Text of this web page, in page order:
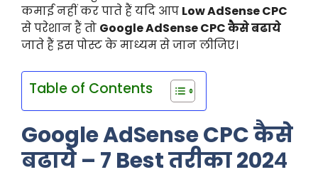
कमाई नहीं कर पाते हैं यदि आप Low AdSense CPC
से परेशान हैं तो Google AdSense CPC कैसे बढाये
जाते हैं इस पोस्ट के माध्यम से जान लीजिए।
Table of Contents
Google AdSense CPC कैसे
बढाये – 7 Best तरीका 2024